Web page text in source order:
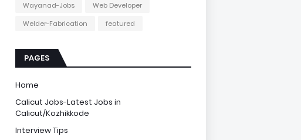
Wayanad-Jobs
Web Developer
Welder-Fabrication
featured
PAGES
Home
Calicut Jobs-Latest Jobs in
Calicut/Kozhikkode
Interview Tips